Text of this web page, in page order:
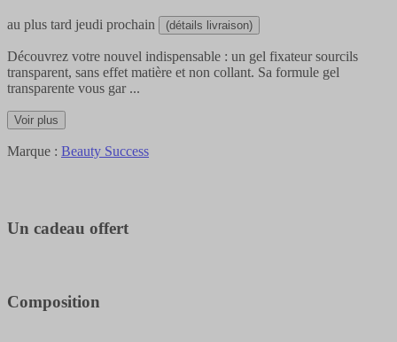
au plus tard jeudi prochain (détails livraison)
Découvrez votre nouvel indispensable : un gel fixateur sourcils
transparent, sans effet matière et non collant. Sa formule gel
transparente vous gar ...
Voir plus
Marque : Beauty Success
Un cadeau offert
Composition